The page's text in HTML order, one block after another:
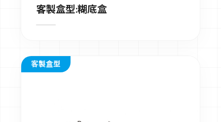
客製盒型:糊底盒
客製盒型